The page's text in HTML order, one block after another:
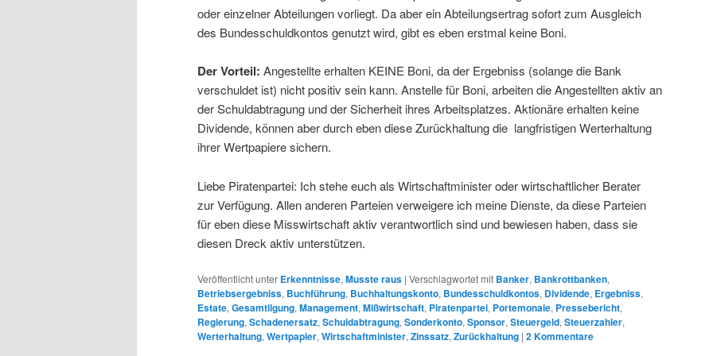
oder einzelner Abteilungen vorliegt. Da aber ein Abteilungsertrag sofort zum Ausgleich
des Bundesschuldkontos genutzt wird, gibt es eben erstmal keine Boni.
Der Vorteil: Angestellte erhalten KEINE Boni, da der Ergebniss (solange die Bank
verschuldet ist) nicht positiv sein kann. Anstelle für Boni, arbeiten die Angestellten aktiv an
der Schuldabtragung und der Sicherheit ihres Arbeitsplatzes. Aktionäre erhalten keine
Dividende, können aber durch eben diese Zurückhaltung die langfristigen Werterhaltung
ihrer Wertpapiere sichern.
Liebe Piratenpartei: Ich stehe euch als Wirtschaftminister oder wirtschaftlicher Berater
zur Verfügung. Allen anderen Parteien verweigere ich meine Dienste, da diese Parteien
für eben diese Misswirtschaft aktiv verantwortlich sind und bewiesen haben, dass sie
diesen Dreck aktiv unterstützen.
Veröffentlicht unter Erkenntnisse, Musste raus | Verschlagwortet mit Banker, Bankrottbanken,
Betriebsergebniss, Buchführung, Buchhaltungskonto, Bundesschuldkontos, Dividende, Ergebniss,
Estate, Gesamtilgung, Management, Mißwirtschaft, Piratenpartei, Portemonaie, Pressebericht,
Regierung, Schadenersatz, Schuldabtragung, Sonderkonto, Sponsor, Steuergeld, Steuerzahler,
Werterhaltung, Wertpapier, Wirtschaftminister, Zinssatz, Zurückhaltung | 2Kommentare